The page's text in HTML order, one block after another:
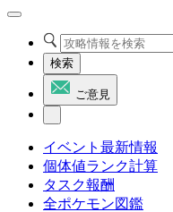
検索
ご意見
イベント最新情報
個体値ランク計算
タスク報酬
全ポケモン図鑑